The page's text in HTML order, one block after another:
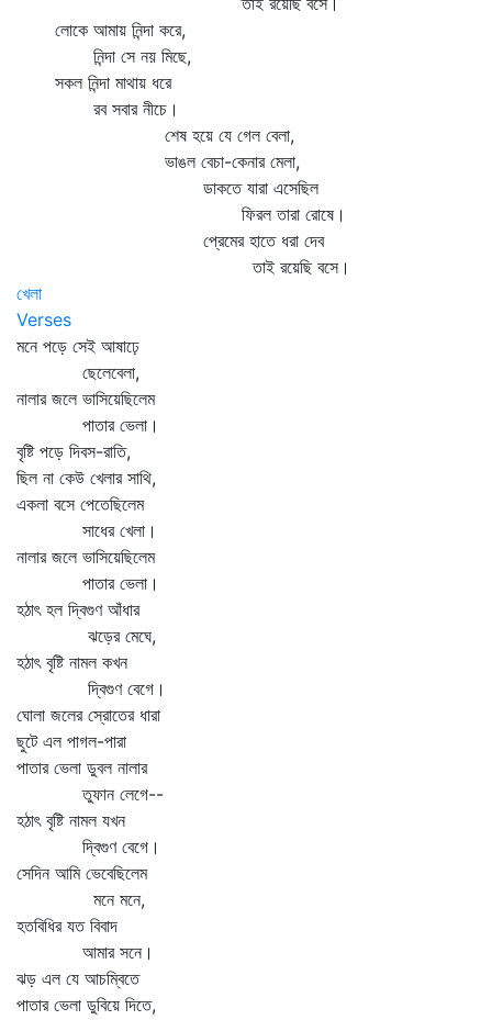
লোকে আমায় নিন্দা করে,
নিন্দা সে নয় মিছে,
সকল নিন্দা মাথায় ধরে
রব সবার নীচে।
শেষ হয়ে যে গেল বেলা,
ভাঙল বেচা-কেনার মেলা,
ডাকতে যারা এসেছিল
ফিরল তারা রোষে।
প্রেমের হাতে ধরা দেব
তাই রয়েছি বসে।
খেলা
Verses
মনে পড়ে সেই আষাঢ়ে
ছেলেবেলা,
নালার জলে ভাসিয়েছিলেম
পাতার ভেলা।
বৃষ্টি পড়ে দিবস-রাতি,
ছিল না কেউ খেলার সাথি,
একলা বসে পেতেছিলেম
সাধের খেলা।
নালার জলে ভাসিয়েছিলেম
পাতার ভেলা।
হঠাৎ হল দ্বিগুণ আঁধার
ঝড়ের মেঘে,
হঠাৎ বৃষ্টি নামল কখন
দ্বিগুণ বেগে।
ঘোলা জলের স্রোতের ধারা
ছুটে এল পাগল-পারা
পাতার ভেলা ডুবল নালার
তুফান লেগে--
হঠাৎ বৃষ্টি নামল যখন
দ্বিগুণ বেগে।
সেদিন আমি ভেবেছিলেম
মনে মনে,
হতবিধির যত বিবাদ
আমার সনে।
ঝড় এল যে আচম্বিতে
পাতার ভেলা ডুবিয়ে দিতে,